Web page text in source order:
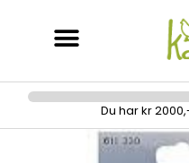
Du har kr